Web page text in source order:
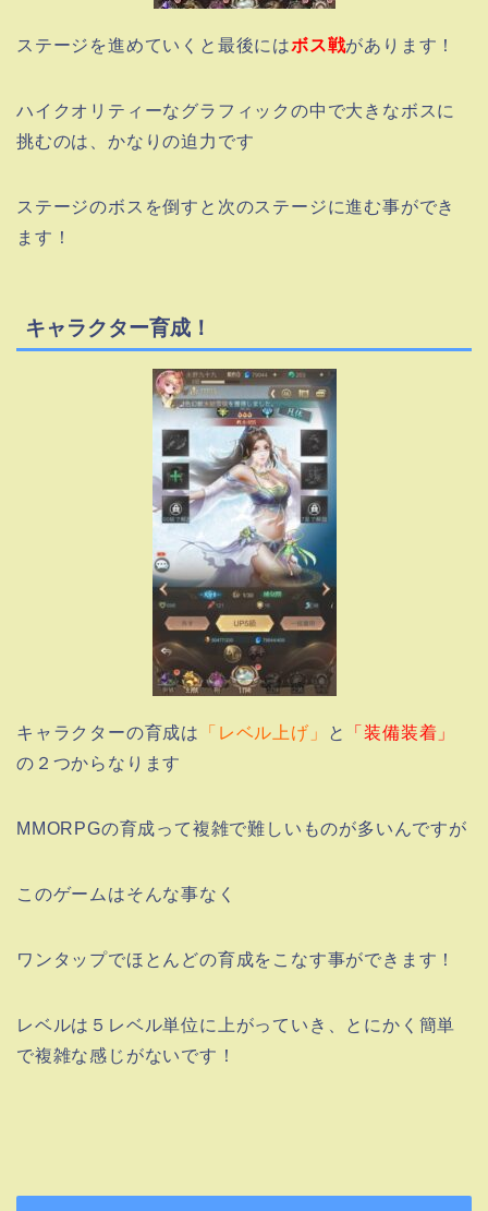
ステージを進めていくと最後にはボス戦があります！
ハイクオリティーなグラフィックの中で大きなボスに
挑むのは、かなりの迫力です
ステージのボスを倒すと次のステージに進む事ができ
ます！
キャラクター育成！
キャラクターの育成は 「レベル上げ」 と
「装備装着」
の２つからなります
MMORPGの育成って複雑で難しいものが多いんですが
このゲームはそんな事なく
ワンタップでほとんどの育成をこなす事ができます！
レベルは５レベル単位に上がっていき、とにかく簡単
で複雑な感じがないです！